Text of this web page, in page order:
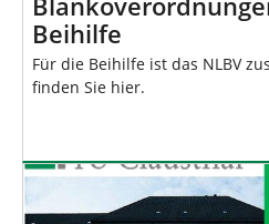
Beihilfe
Für die Beihilfe ist das NLBV
finden Sie hier.